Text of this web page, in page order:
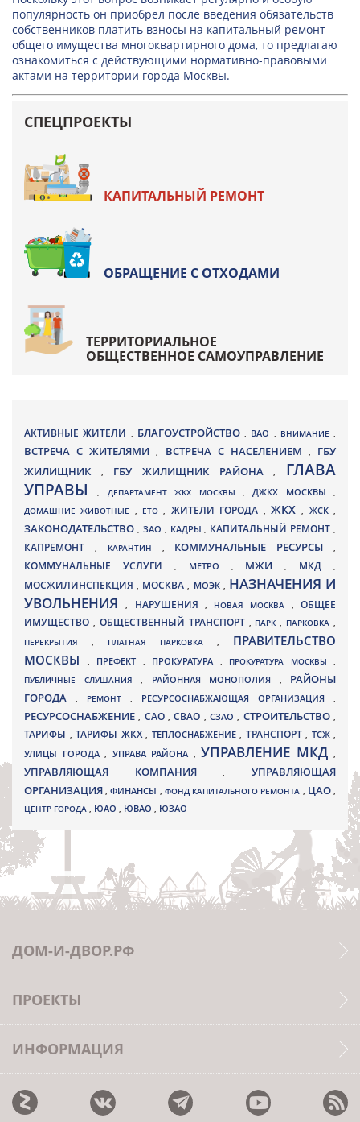
популярность он приобрел после введения обязательств
собственников платить взносы на капитальный ремонт
общего имущества многоквартирного дома, то предлагаю
ознакомиться с действующими нормативно-правовыми
актами на территории города Москвы.
СПЕЦПРОЕКТЫ
КАПИТАЛЬНЫЙ РЕМОНТ
ОБРАЩЕНИЕ С ОТХОДАМИ
ТЕРРИТОРИАЛЬНОЕ
ОБЩЕСТВЕННОЕ САМОУПРАВЛЕНИЕ
АКТИВНЫЕ ЖИТЕЛИ , БЛАГОУСТРОЙСТВО , ВАО , ВНИМАНИЕ ,
ВСТРЕЧА С ЖИТЕЛЯМИ, ВСТРЕЧА С НАСЕЛЕНИЕМ , ГБУ
ЖИЛИЩНИК
, ГБУ ЖИЛИЩНИК РАЙОНА, ГЛАВА
УПРАВЫ, ДЕПАРТАМЕНТ ЖКХ МОСКВЫ ,ДЖКХ МОСКВЫ ,
ДОМАШНИЕ ЖИВОТНЫЕ , ЕТО, ЖИТЕЛИ ГОРОДА , ЖКХ, ЖСК,
ЗАКОНОДАТЕЛЬСТВО , ЗАО , КАДРЫ, КАПИТАЛЬНЫЙ РЕМОНТ ,
КАПРЕМОНТ , КАРАНТИН , КОММУНАЛЬНЫЕ РЕСУРСЫ,
КОММУНАЛЬНЫЕ УСЛУГИ , МЕТРО , МЖИ, МКД ,
МОСЖИЛИНСПЕКЦИЯ, МОСКВА , МОЭК , НАЗНАЧЕНИЯ И
УВОЛЬНЕНИЯ, НАРУШЕНИЯ , НОВАЯ МОСКВА ,ОБЩЕЕ
ИМУЩЕСТВО , ОБЩЕСТВЕННЫЙ ТРАНСПОРТ , ПАРК, ПАРКОВКА ,
ПЕРЕКРЫТИЯ , ПЛАТНАЯ ПАРКОВКА , ПРАВИТЕЛЬСТВО
МОСКВЫ
, ПРЕФЕКТ , ПРОКУРАТУРА , ПРОКУРАТУРА МОСКВЫ ,
ПУБЛИЧНЫЕ СЛУШАНИЯ , РАЙОННАЯ МОНОПОЛИЯ , РАЙОНЫ
ГОРОДА
, РЕМОНТ , РЕСУРСОСНАБЖАЮЩАЯ ОРГАНИЗАЦИЯ ,
РЕСУРСОСНАБЖЕНИЕ, САО,СВАО ,СЗАО, СТРОИТЕЛЬСТВО,
ТАРИФЫ , ТАРИФЫ ЖКХ , ТЕПЛОСНАБЖЕНИЕ , ТРАНСПОРТ , ТСЖ ,
УЛИЦЫ ГОРОДА , УПРАВА РАЙОНА , УПРАВЛЕНИЕ МКД ,
УПРАВЛЯЮЩАЯ КОМПАНИЯ,УПРАВЛЯЮЩАЯ
ОРГАНИЗАЦИЯ,ФИНАНСЫ , ФОНД КАПИТАЛЬНОГО РЕМОНТА , ЦАО,
ЦЕНТР ГОРОДА , ЮАО , ЮВАО , ЮЗАО
ДОМ-И-ДВОР.РФ
ПРОЕКТЫ
ИНФОРМАЦИЯ